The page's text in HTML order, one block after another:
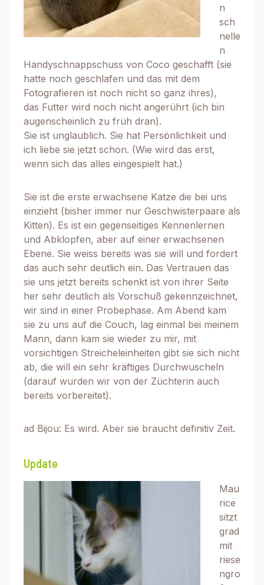
n
sch
nelle
n
Handyschnappschuss von Coco geschafft (sie
hatte noch geschlafen und das mit dem
Fotografieren ist noch nicht so ganz ihres),
das Futter wird noch nicht angerührt (ich bin
augenscheinlich zu früh dran).
Sie ist unglaublich. Sie hat Persönlichkeit und
ich liebe sie jetzt schon. (Wie wird das erst,
wenn sich das alles eingespielt hat.)
Sie ist die erste erwachsene Katze die bei uns
einzieht (bisher immer nur Geschwisterpaare als
Kitten). Es ist ein gegenseitiges Kennenlernen
und Abklopfen, aber auf einer erwachsenen
Ebene. Sie weiss bereits was sie will und fordert
das auch sehr deutlich ein. Das Vertrauen das
sie uns jetzt bereits schenkt ist von ihrer Seite
her sehr deutlich als Vorschuß gekennzeichnet,
wir sind in einer Probephase. Am Abend kam
sie zu uns auf die Couch, lag einmal bei meinem
Mann, dann kam sie wieder zu mir, mit
vorsichtigen Streicheleinheiten gibt sie sich nicht
ab, die will ein sehr kräftiges Durchwuscheln
(darauf wurden wir von der Züchterin auch
bereits vorbereitet).
ad Bijou: Es wird. Aber sie braucht definitiv Zeit.
Update
Mau
rice
sitzt
grad
mit
riese
ngro